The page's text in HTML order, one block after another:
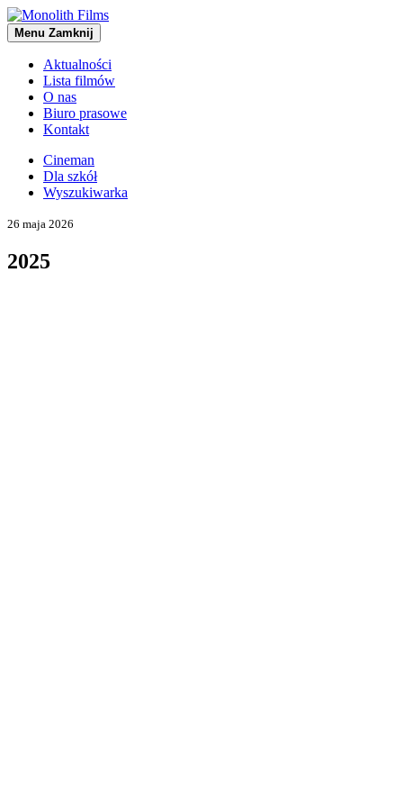
Menu Zamknij
Aktualności
Lista filmów
O nas
Biuro prasowe
Kontakt
Cineman
Dla szkół
Wyszukiwarka
26 maja 2026
2025